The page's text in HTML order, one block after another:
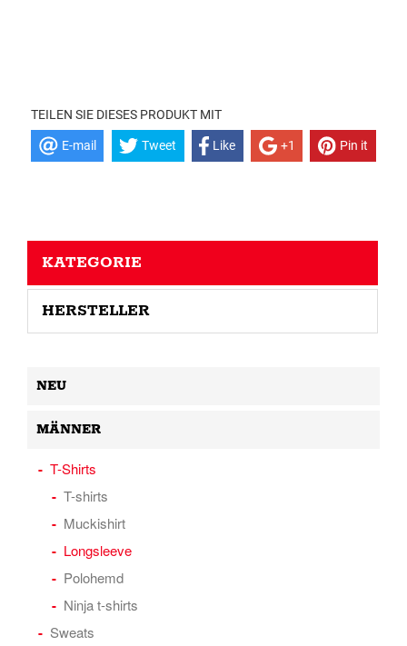
TEILEN SIE DIESES PRODUKT MIT
E-mail Tweet Like +1 Pin it
KATEGORIE
HERSTELLER
NEU
MÄNNER
T-Shirts
T-shirts
Muckishirt
Longsleeve
Polohemd
Ninja t-shirts
Sweats